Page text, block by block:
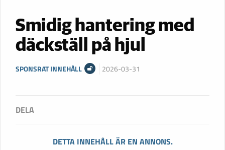
Smidig hantering med
däckställ på hjul
SPONSRAT INNEHÅLL 2026-03-31
DETTA INNEHÅLL ÄR EN ANNONS.